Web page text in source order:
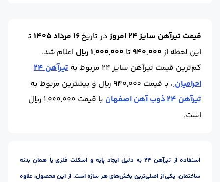
قیمت تیرآهن سایز 24 امروز در تاریخ 16 مرداد 1405
تا
این لحظه از940,000 تا 1,000,000 ریال
اعلام شد.
کم‌ترین قیمت تیرآهن سایز 24 مربوط به
تیرآهن 24
احرامیان، با قیمت 940,000 ریال و بیشترین مربوط به
تیرآهن 24 ذوب آهن اصفهان
با قیمت 1,000,000 ریال
است.
استفاده از تیرآهن 24 به دلیل ایجاد پایه و اسکلت فلزی یا همان بدنه
ساختمان، یکی از اصلی‌ترین بخش‌های هر سازه است. از این محصول، علاوه